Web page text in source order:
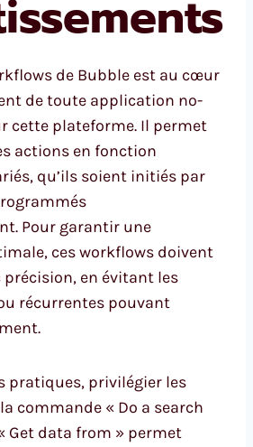
de Bubble est au cœur
de toute application no-
cette plateforme. Il permet
actions en fonction
qu’ils soient initiés par
Pour garantir une
ces workflows doivent
précision, en évitant les
récurrentes pouvant
pratiques, privilégier les
commande « Do a search
Get data from » permet